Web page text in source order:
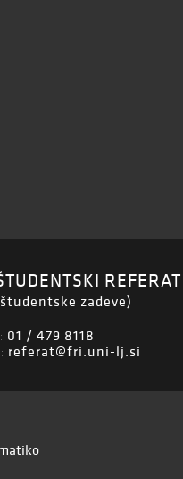
REFERAT
zadeve)
01 / 479 8118
referat@fri.uni-lj.si